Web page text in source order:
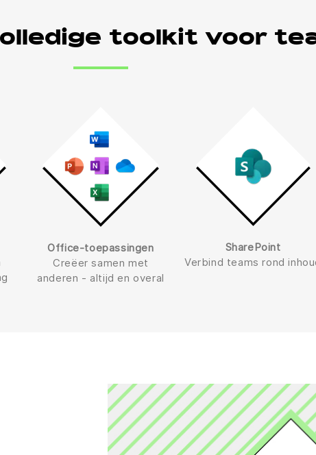
toolkit voor
Office-toepassingen
Creëer samen met
anderen - altijd en overal
SharePoint
Verbind teams rond